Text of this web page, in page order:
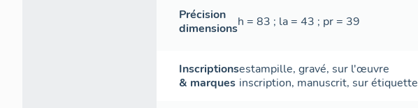
Précision
dimensionsh = 83 ; la = 43 ; pr = 39
Inscriptions
& marques
estampille, gravé, sur l'œuvre
inscription, manuscrit, sur étiquette